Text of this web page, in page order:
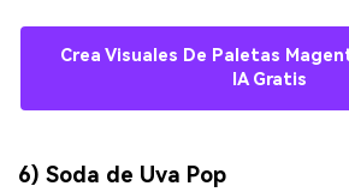
Crea Visuales De Paletas
IA Gratis
6) Soda de Uva Pop